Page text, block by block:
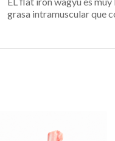
grasa intramuscular que